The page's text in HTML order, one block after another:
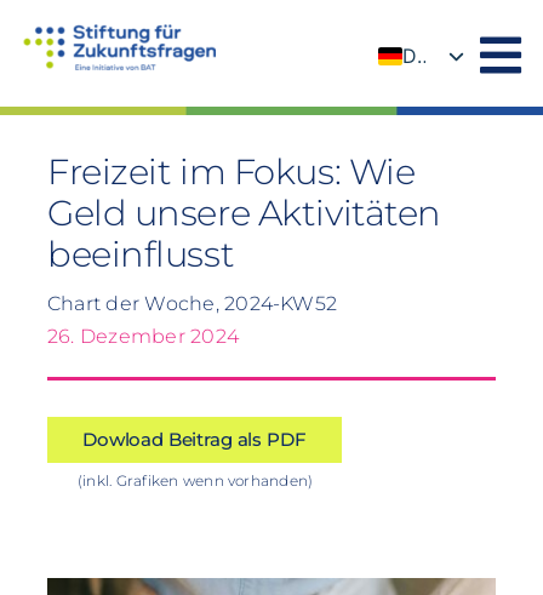
Inhalt
DE
Freizeit im Fokus: Wie
Geld unsere Aktivitäten
beeinflusst
Chart der Woche, 2024-KW52
26. Dezember 2024
Dowload Beitrag als PDF
(inkl. Grafiken wenn vorhanden)